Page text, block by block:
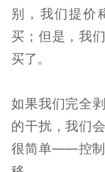
别，我们提价
买；但是，我
买了。
如果我们完全
的干扰，我们
很简单——控制